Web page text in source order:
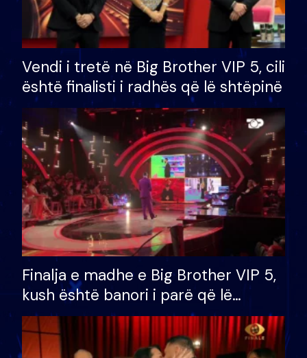
Vendi i tretë në Big Brother VIP 5, cili
është finalisti i radhës që lë shtëpinë
Finalja e madhe e Big Brother VIP 5,
kush është banori i parë që lë
shtëpinë dhe humb mundësinë për
të fituar çmimin e madh